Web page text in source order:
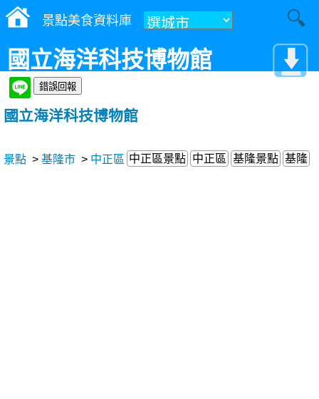
景點美食資料庫
國立海洋科技博物館
國立海洋科技博物館
景點 > 基隆市 > 中正區 中正區景點 中正區 基隆景點 基隆